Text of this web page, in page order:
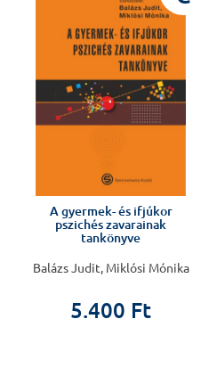
A gyermek- és ifjúkor
pszichés zavarainak
tankönyve
Balázs Judit, Miklósi Mónika
5.400 Ft